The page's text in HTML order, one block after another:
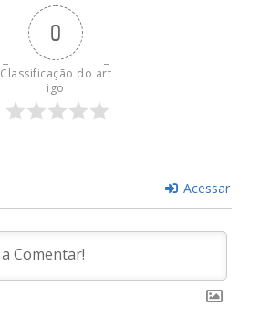
0
Classificação do art
igo
Acessar